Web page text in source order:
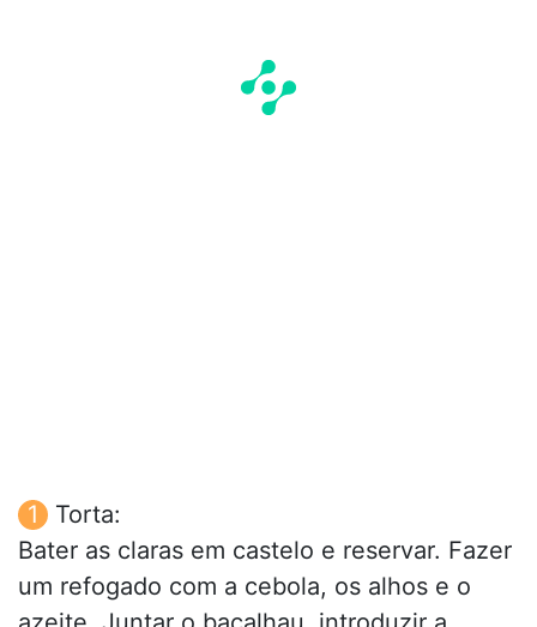
Torta:
Bater as claras em castelo e reservar. Fazer
um refogado com a cebola, os alhos e o